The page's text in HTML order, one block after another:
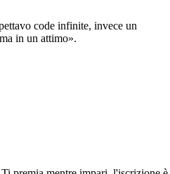
code infinite, invece un
in un attimo».